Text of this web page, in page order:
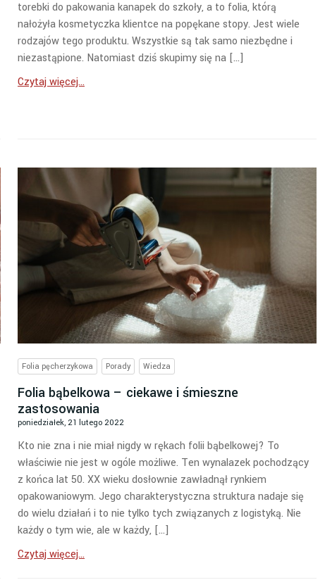
torebki do pakowania kanapek do szkoły, a to folia, którą
nałożyła kosmetyczka klientce na popękane stopy. Jest wiele
rodzajów tego produktu. Wszystkie są tak samo niezbędne i
niezastąpione. Natomiast dziś skupimy się na […]
Czytaj więcej...
Folia pęcherzykowa Porady Wiedza
Folia bąbelkowa – ciekawe i śmieszne
zastosowania
poniedziałek, 21 lutego 2022
Kto nie zna i nie miał nigdy w rękach folii bąbelkowej? To
właściwie nie jest w ogóle możliwe. Ten wynalazek pochodzący
z końca lat 50. XX wieku dosłownie zawładnął rynkiem
opakowaniowym. Jego charakterystyczna struktura nadaje się
do wielu działań i to nie tylko tych związanych z logistyką. Nie
każdy o tym wie, ale w każdy, […]
Czytaj więcej...